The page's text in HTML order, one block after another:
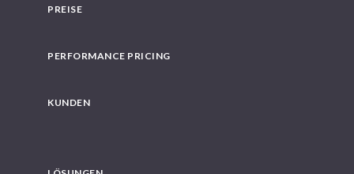
PREISE
PERFORMANCE PRICING
KUNDEN